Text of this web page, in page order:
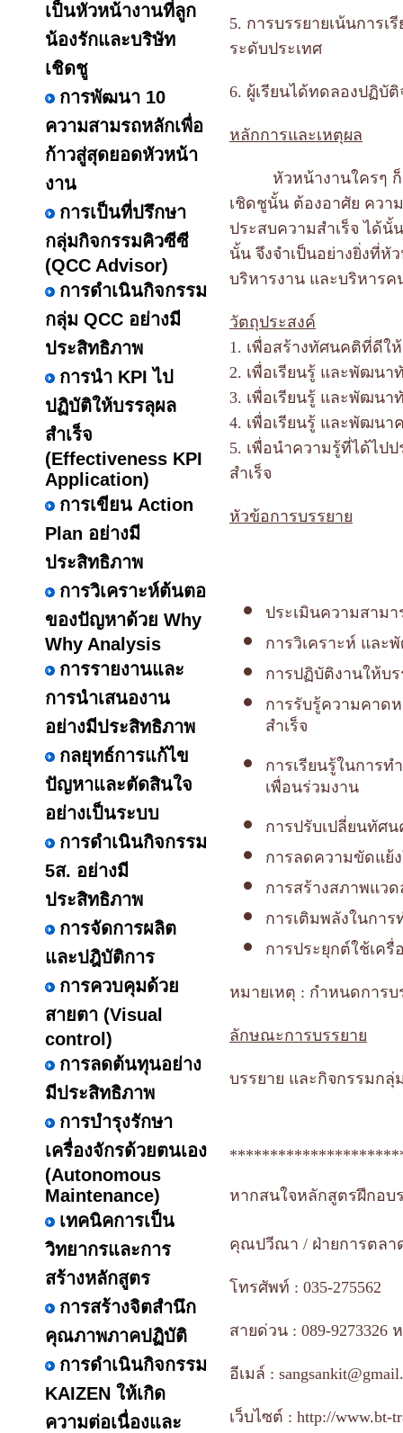
เป็นหัวหน้างานที่ลูก
น้องรักและบริษัท
เชิดชู
การพัฒนา 10
ความสามรถหลักเพื่อ
ก้าวสู่สุดยอดหัวหน้า
งาน
การเป็นที่ปรึกษา
กลุ่มกิจกรรมคิวซีซี
(QCC Advisor)
การดำเนินกิจกรรม
กลุ่ม QCC อย่างมี
ประสิทธิภาพ
การนำ KPI ไป
ปฏิบัติให้บรรลุผล
สำเร็จ
(Effectiveness KPI
Application)
การเขียน Action
Plan อย่างมี
ประสิทธิภาพ
การวิเคราะห์ต้นตอ
ของปัญหาด้วย Why
Why Analysis
การรายงานและ
การนำเสนองาน
อย่างมีประสิทธิภาพ
กลยุทธ์การแก้ไข
ปัญหาและตัดสินใจ
อย่างเป็นระบบ
การดำเนินกิจกรรม
5ส. อย่างมี
ประสิทธิภาพ
การจัดการผลิต
และปฎิบัติการ
การควบคุมด้วย
สายตา (Visual
control)
การลดต้นทุนอย่าง
มีประสิทธิภาพ
การบำรุงรักษา
เครื่องจักรด้วยตนเอง
(Autonomous
Maintenance)
เทคนิคการเป็น
วิทยากรและการ
สร้างหลักสูตร
การสร้างจิตสำนึก
คุณภาพภาคปฏิบัติ
การดำเนินกิจกรรม
KAIZEN ให้เกิด
ความต่อเนื่องและ
5. การบรรยายเน้นการ
ระดับประเทศ
6. ผู้เรียนได้ทดลองปฏิบัติ
หลักการและเหตุผล
หัวหน้างานใครๆ
เชิดชูนั้น ต้องอาศัย ควา
ประสบความสำเร็จ ได้
นั้น จึงจำเป็นอย่างยิ่งที่หั
บริหารงาน และบริหารค
วัตถุประสงค์
1. เพื่อสร้างทัศนคติที่ดีใ
2. เพื่อเรียนรู้ และพัฒนา
3. เพื่อเรียนรู้ และพัฒนา
4. เพื่อเรียนรู้ และพัฒนา
5. เพื่อนำความรู้ที่ได้ไป
สำเร็จ
หัวข้อการบรรยาย
ประเมินความสามา
การวิเคราะห์ และ
การปฏิบัติงานให้บ
การรับรู้ความคาด
สำเร็จ
การเรียนรู้ในการ
เพื่อนร่วมงาน
การปรับเปลี่ยนทัศ
การลดความขัดแย้
การสร้างสภาพแว
การเติมพลังในการ
การประยุกต์ใช้เค
หมายเหตุ : กำหนดการ
ลักษณะการบรรยาย
บรรยาย และกิจกรรมกลุ่
หากสนใจหลักสูตรฝึกอ
คุณปวีณา / ฝ่ายการตล
โทรศัพท์ : 035-275562
สายด่วน : 089-9273326
อีเมล์ :
เว็บไซต์ : http://www.bt-